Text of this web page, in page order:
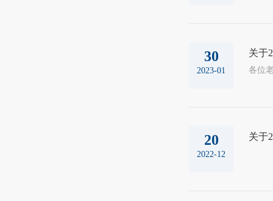
30
2023-01
关于
20
2022-12
关于